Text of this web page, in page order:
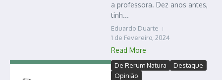
a professora. Dez anos antes,
tinh...
Eduardo Duarte
1 de Fevereiro, 2024
Read More
De Rerum Natura
Destaque
Opinião